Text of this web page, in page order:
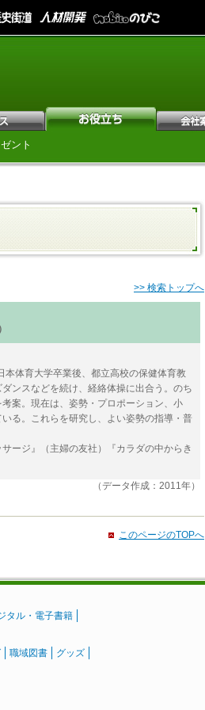
ント
>> 検索トップへ
体育大学卒業後、都立高校の保健体育教
ンスなどを続け、経絡体操に出合う。のち
案。現在は、姿勢・プロポーション、小
る。これらを研究し、よい姿勢の指導・普
ージ』（主婦の友社）『カラダの中からき
（データ作成：2011年）
このページのTOPへ
タル・電子書籍
職域図書 グッズ